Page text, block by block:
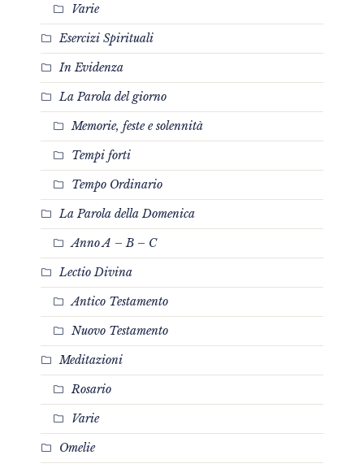
Varie
Esercizi Spirituali
In Evidenza
La Parola del giorno
Memorie, feste e solennità
Tempi forti
Tempo Ordinario
La Parola della Domenica
Anno A – B – C
Lectio Divina
Antico Testamento
Nuovo Testamento
Meditazioni
Rosario
Varie
Omelie